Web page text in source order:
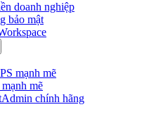
doanh nghiệp
bảo mật
mạnh mẽ
mẽ
chính hãng